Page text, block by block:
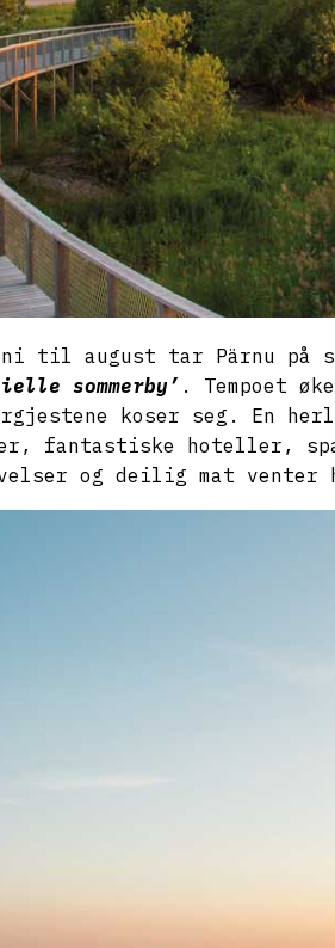
til august tar Pärnu på
sommerby’ . Tempoet
koser seg. En
fantastiske hoteller,
og deilig mat venter